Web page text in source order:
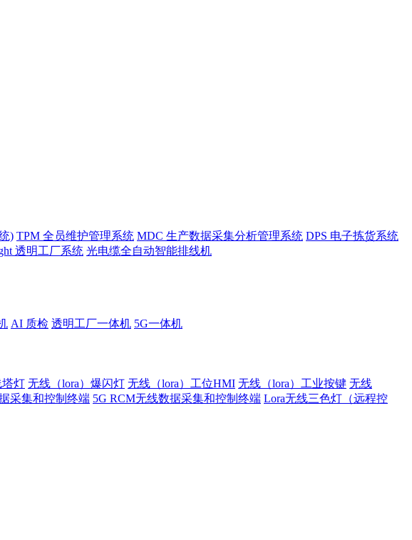
) TPM 全员维护管理系统 MDC 生产数据采集分析管理系统 DPS 电子拣货系统
透明工厂系统 光电缆全自动智能排线机
AI 质检 透明工厂一体机 5G一体机
塔灯 无线（lora）爆闪灯 无线（lora）工位HMI 无线（lora）工业按键 无线
采集和控制终端 5G RCM无线数据采集和控制终端 Lora无线三色灯（远程控